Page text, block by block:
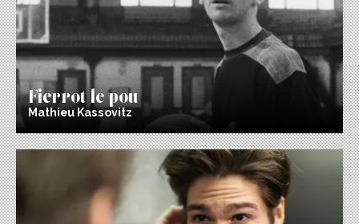
Fierrot le pou
Mathieu Kassovitz